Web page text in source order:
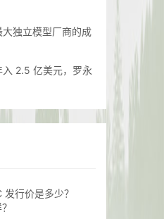
独立模型厂商的成
2.5 亿美元，罗永
行价是多少？